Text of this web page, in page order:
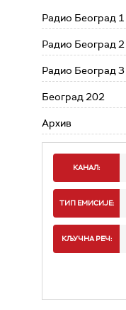
Радио Београд 1
Радио Београд 2
Радио Београд 3
Београд 202
Архив
КАНАЛ:
ТИП ЕМИСИЈЕ:
КЉУЧНА РЕЧ: